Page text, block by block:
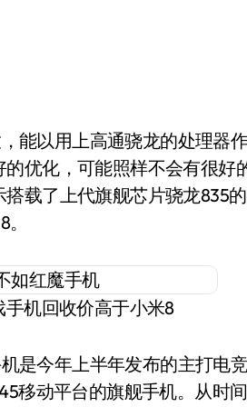
优化，可能照样不会有很好
载了上代旗舰芯片骁龙835
机回收价高于小米8
是今年上半年发布的主打电
移动平台的旗舰手机。从时